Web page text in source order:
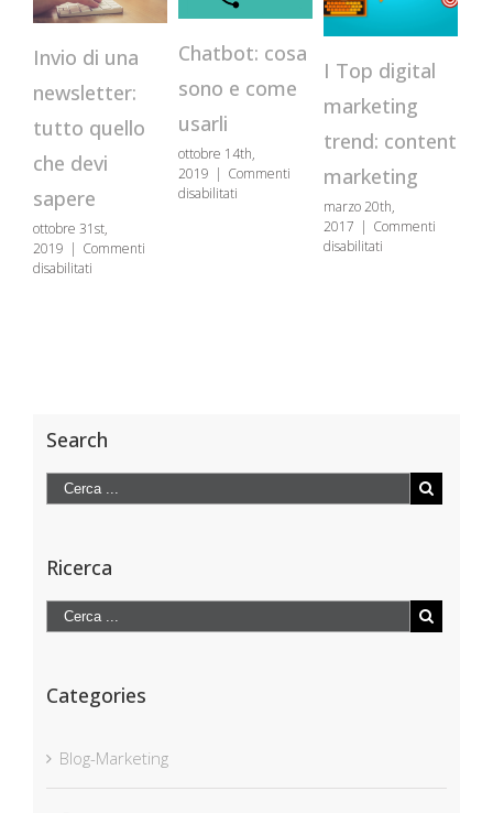
Invio di una
newsletter:
tutto quello
che devi
sapere
ottobre 31st,
2019 | Commenti
disabilitatisu
sapere
Chatbot: cosa
sono e come
usarli
ottobre 14th,
2019 | Commenti
disabilitatisu
I Top digital
marketing
trend: content
marketing
marzo 20th,
2017 | Commenti
disabilitatisu
Search
Ricerca
Categories
Blog-Marketing